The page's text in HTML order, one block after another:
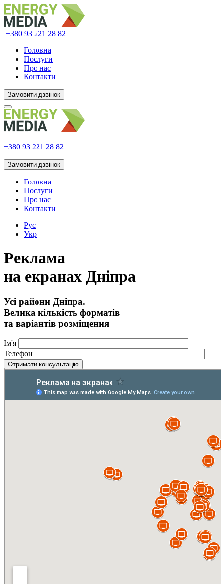
+380 93 221 28 82
Головна
Послуги
Про нас
Контакти
Замовити дзвінок
+380 93 221 28 82
Замовити дзвінок
Головна
Послуги
Про нас
Контакти
Рус
Укр
Реклама
на екранах Дніпра
Усі райони Дніпра.
Велика кількість форматів
та варіантів розміщення
Ім'я
Телефон